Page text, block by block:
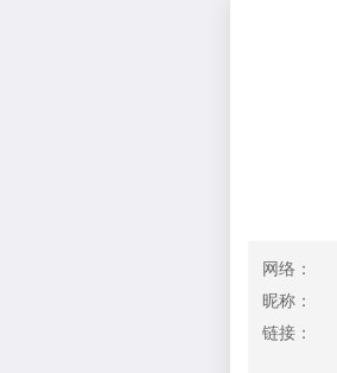
网络：
昵称：
链接：